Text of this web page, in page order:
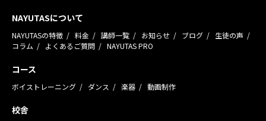
NAYUTASについて
NAYUTASの特徴 料金 講師一覧 お知らせ ブログ
生徒の声
コラム
よくあるご質問 NAYUTAS PRO
コース
ボイストレーニング ダンス 楽器 動画制作
校舎